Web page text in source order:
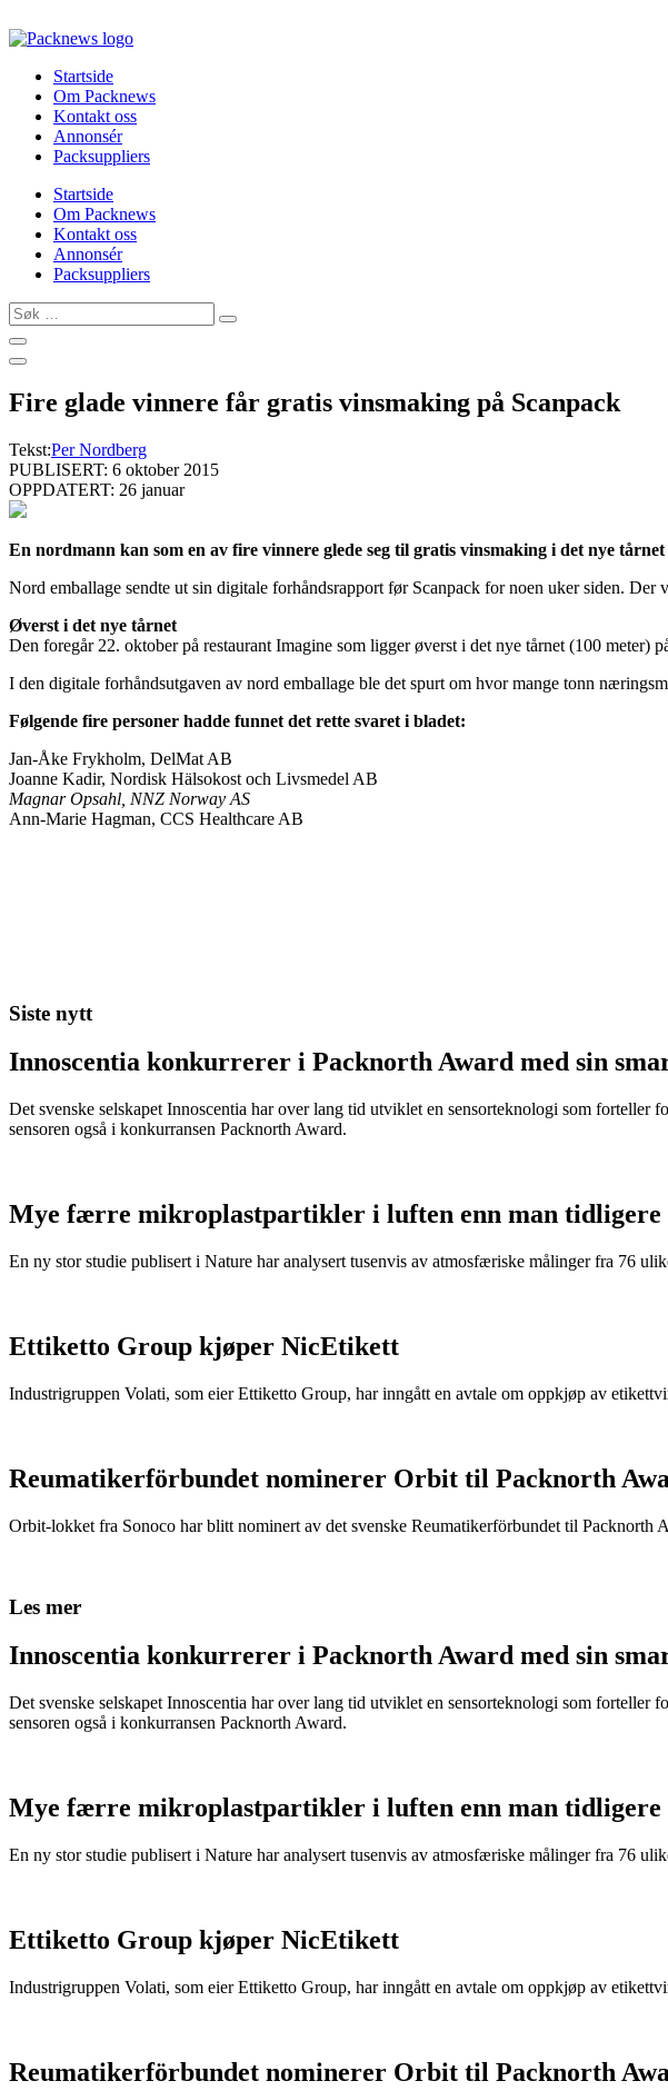
to
Startside
Om Packnews
Kontakt oss
Annonsér
Packsuppliers
Startside
Om Packnews
Kontakt oss
Annonsér
Packsuppliers
Søk
…
Fire glade vinnere får gratis vinsmaking på Scanpack
Tekst:Per Nordberg
PUBLISERT: 6 oktober 2015
OPPDATERT: 26 januar
En nordmann kan som en av fire vinnere glede seg til gratis vinsmaking i det nye
Nord emballage sendte ut sin digitale forhåndsrapport før Scanpack for noen uker siden.
Øverst i det nye tårnet
Den foregår 22. oktober på restaurant Imagine som ligger øverst i det nye tårnet (100
I den digitale forhåndsutgaven av nord emballage ble det spurt om hvor mange tonn
Følgende fire personer hadde funnet det rette svaret i bladet:
Jan-Åke Frykholm, DelMat AB
Joanne Kadir, Nordisk Hälsokost och Livsmedel AB
Magnar Opsahl, NNZ Norway AS
Ann-Marie Hagman, CCS Healthcare AB
Siste nytt
Innoscentia konkurrerer i Packnorth Award med sin
Det svenske selskapet Innoscentia har over lang tid utviklet en sensorteknologi som
sensoren også i konkurransen Packnorth Award.
Mye færre mikroplastpartikler i luften enn man
En ny stor studie publisert i Nature har analysert tusenvis av atmosfæriske målinger fra 76
Ettiketto Group kjøper NicEtikett
Industrigruppen Volati, som eier Ettiketto Group, har inngått en avtale om oppkjøp av
Reumatikerförbundet nominerer Orbit til Packnorth
Orbit-lokket fra Sonoco har blitt nominert av det svenske Reumatikerförbundet til Packnorth
Les mer
Innoscentia konkurrerer i Packnorth Award med sin
Det svenske selskapet Innoscentia har over lang tid utviklet en sensorteknologi som
sensoren også i konkurransen Packnorth Award.
Mye færre mikroplastpartikler i luften enn man
En ny stor studie publisert i Nature har analysert tusenvis av atmosfæriske målinger fra 76
Ettiketto Group kjøper NicEtikett
Industrigruppen Volati, som eier Ettiketto Group, har inngått en avtale om oppkjøp av
Reumatikerförbundet nominerer Orbit til Packnorth